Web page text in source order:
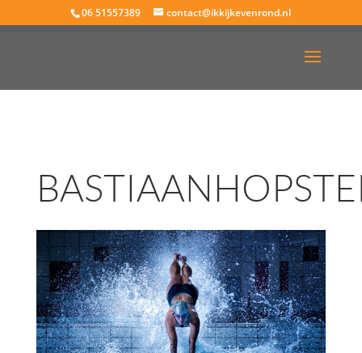
06 51557389 contact@ikkijkevenrond.nl